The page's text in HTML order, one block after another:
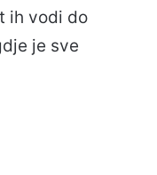
ih vodi do
je sve